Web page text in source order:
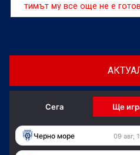
тимът му все още не е
сезон въпреки днешната
Сега Ще
Черно море 09 авг,